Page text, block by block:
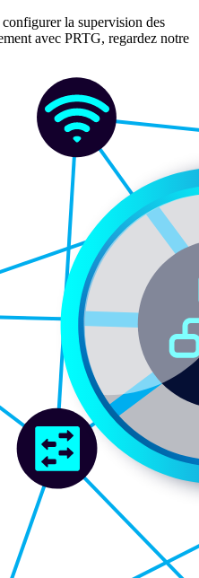
la supervision des
avec PRTG, regardez notre